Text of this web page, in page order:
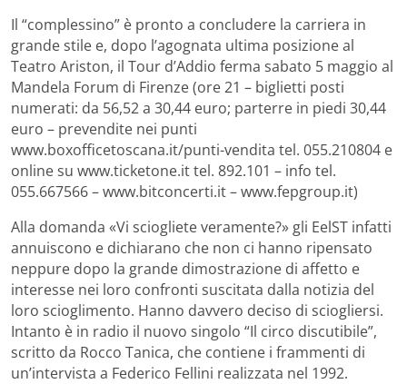
Il “complessino” è pronto a concludere la carriera in
grande stile e, dopo l’agognata ultima posizione al
Teatro Ariston, il Tour d’Addio ferma sabato 5 maggio al
Mandela Forum di Firenze (ore 21 – biglietti posti
numerati: da 56,52 a 30,44 euro; parterre in piedi 30,44
euro – prevendite nei punti
www.boxofficetoscana.it/punti-vendita tel. 055.210804 e
online su www.ticketone.it tel. 892.101 – info tel.
055.667566 – www.bitconcerti.it – www.fepgroup.it)
Alla domanda «Vi sciogliete veramente?» gli EelST infatti
annuiscono e dichiarano che non ci hanno ripensato
neppure dopo la grande dimostrazione di affetto e
interesse nei loro confronti suscitata dalla notizia del
loro scioglimento. Hanno davvero deciso di sciogliersi.
Intanto è in radio il nuovo singolo “Il circo discutibile”,
scritto da Rocco Tanica, che contiene i frammenti di
un’intervista a Federico Fellini realizzata nel 1992.